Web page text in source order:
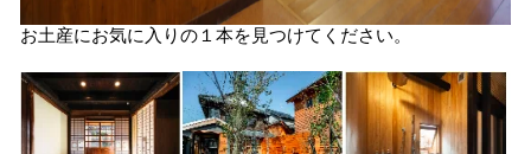
お土産にお気に入りの１本を見つけてください。